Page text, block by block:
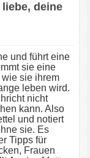
deine
und führt eine
sie eine
sie ihrem
leben wird.
nicht
kann. Also
und notiert
sie. Es
Tipps für
Frauen